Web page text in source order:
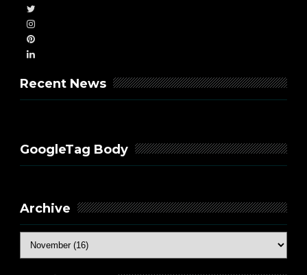
Recent News
GoogleTag Body
Archive